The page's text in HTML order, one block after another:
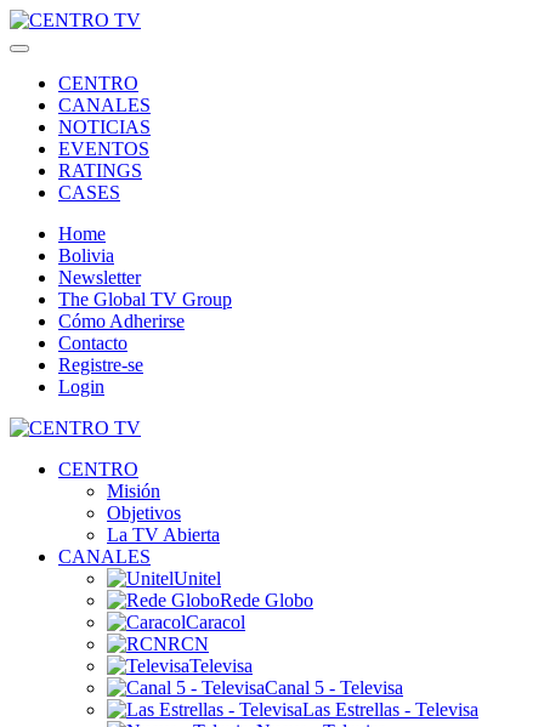
CENTRO
CANALES
NOTICIAS
EVENTOS
RATINGS
CASES
Home
Bolivia
Newsletter
The Global TV Group
Cómo Adherirse
Contacto
Registre-se
Login
CENTRO
Misión
Objetivos
La TV Abierta
CANALES
Unitel
Rede Globo
Caracol
RCN
Televisa
Canal 5 - Televisa
Las Estrellas - Televisa